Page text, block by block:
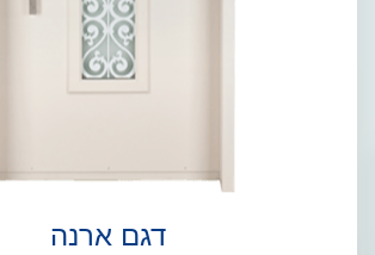
דגם ארנה